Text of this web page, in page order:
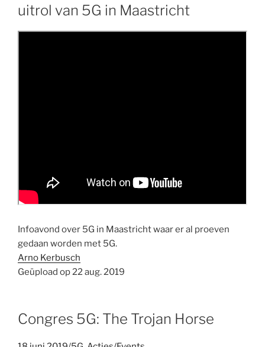
uitrol van 5G in Maastricht
Infoavond over 5G in Maastricht waar er al proeven
gedaan worden met 5G.
Arno Kerbusch
Geüpload op 22 aug. 2019
Congres 5G: The Trojan Horse